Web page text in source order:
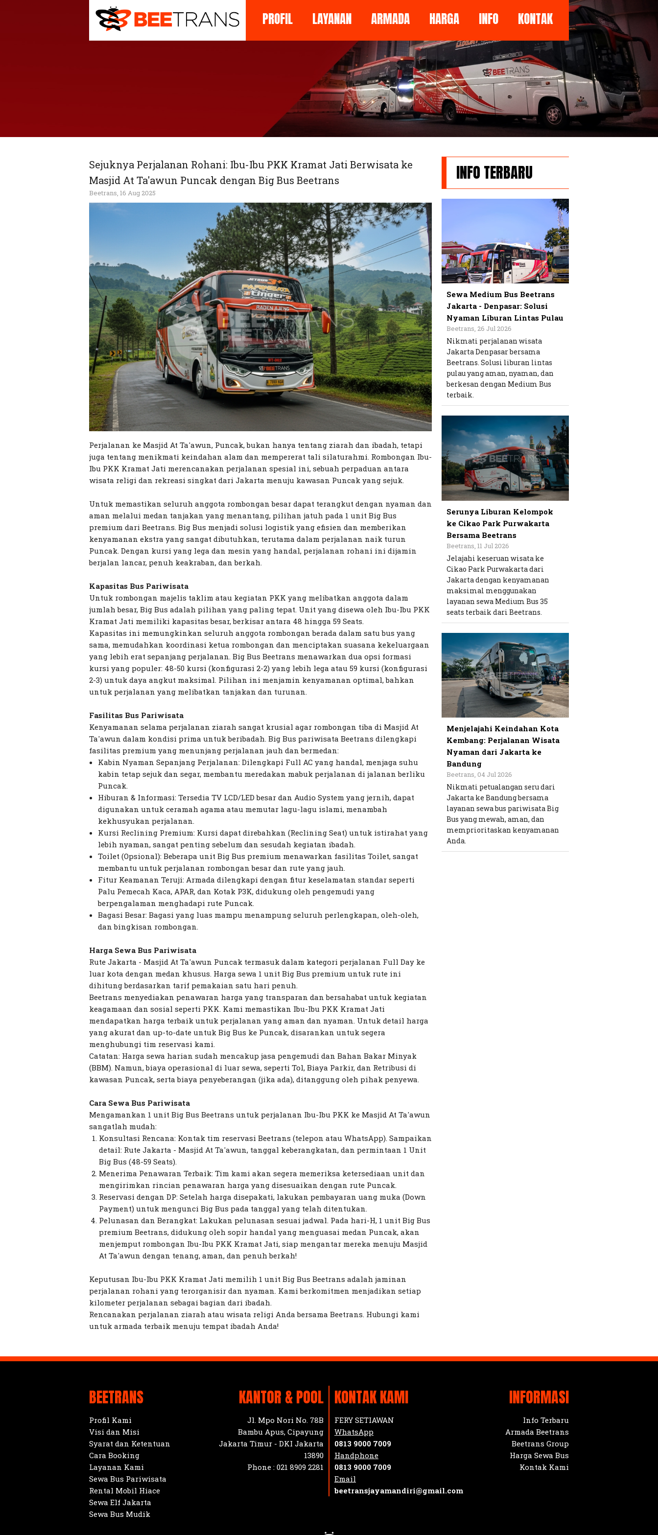
PROFIL LAYANAN ARMADA HARGA INFO KONTAK
Sejuknya Perjalanan Rohani: Ibu-Ibu PKK Kramat Jati Berwisata ke
Masjid At Ta'awun Puncak dengan Big Bus Beetrans
Beetrans, 16 Aug 2025
Perjalanan ke Masjid At Ta'awun, Puncak, bukan hanya tentang ziarah dan ibadah, tetapi
juga tentang menikmati keindahan alam dan mempererat tali silaturahmi. Rombongan Ibu-
Ibu PKK Kramat Jati merencanakan perjalanan spesial ini, sebuah perpaduan antara
wisata religi dan rekreasi singkat dari Jakarta menuju kawasan Puncak yang sejuk.
Untuk memastikan seluruh anggota rombongan besar dapat terangkut dengan nyaman dan
aman melalui medan tanjakan yang menantang, pilihan jatuh pada 1 unit Big Bus
premium dari Beetrans. Big Bus menjadi solusi logistik yang efisien dan memberikan
kenyamanan ekstra yang sangat dibutuhkan, terutama dalam perjalanan naik turun
Puncak. Dengan kursi yang lega dan mesin yang handal, perjalanan rohani ini dijamin
berjalan lancar, penuh keakraban, dan berkah.
Kapasitas Bus Pariwisata
Untuk rombongan majelis taklim atau kegiatan PKK yang melibatkan anggota dalam
jumlah besar, Big Bus adalah pilihan yang paling tepat. Unit yang disewa oleh Ibu-Ibu PKK
Kramat Jati memiliki kapasitas besar, berkisar antara 48 hingga 59 Seats.
Kapasitas ini memungkinkan seluruh anggota rombongan berada dalam satu bus yang
sama, memudahkan koordinasi ketua rombongan dan menciptakan suasana kekeluargaan
yang lebih erat sepanjang perjalanan. Big Bus Beetrans menawarkan dua opsi formasi
kursi yang populer: 48-50 kursi (konfigurasi 2-2) yang lebih lega atau 59 kursi (konfigurasi
2-3) untuk daya angkut maksimal. Pilihan ini menjamin kenyamanan optimal, bahkan
untuk perjalanan yang melibatkan tanjakan dan turunan.
Fasilitas Bus Pariwisata
Kenyamanan selama perjalanan ziarah sangat krusial agar rombongan tiba di Masjid At
Ta'awun dalam kondisi prima untuk beribadah. Big Bus pariwisata Beetrans dilengkapi
fasilitas premium yang menunjang perjalanan jauh dan bermedan:
Kabin Nyaman Sepanjang Perjalanan: Dilengkapi Full AC yang handal, menjaga suhu
kabin tetap sejuk dan segar, membantu meredakan mabuk perjalanan di jalanan berliku
Puncak.
Hiburan & Informasi: Tersedia TV LCD/LED besar dan Audio System yang jernih, dapat
digunakan untuk ceramah agama atau memutar lagu-lagu islami, menambah
kekhusyukan perjalanan.
Kursi Reclining Premium: Kursi dapat direbahkan (Reclining Seat) untuk istirahat yang
lebih nyaman, sangat penting sebelum dan sesudah kegiatan ibadah.
Toilet (Opsional): Beberapa unit Big Bus premium menawarkan fasilitas Toilet, sangat
membantu untuk perjalanan rombongan besar dan rute yang jauh.
Fitur Keamanan Teruji: Armada dilengkapi dengan fitur keselamatan standar seperti
Palu Pemecah Kaca, APAR, dan Kotak P3K, didukung oleh pengemudi yang
berpengalaman menghadapi rute Puncak.
Bagasi Besar: Bagasi yang luas mampu menampung seluruh perlengkapan, oleh-oleh,
dan bingkisan rombongan.
Harga Sewa Bus Pariwisata
Rute Jakarta - Masjid At Ta'awun Puncak termasuk dalam kategori perjalanan Full Day ke
luar kota dengan medan khusus. Harga sewa 1 unit Big Bus premium untuk rute ini
dihitung berdasarkan tarif pemakaian satu hari penuh.
Beetrans menyediakan penawaran harga yang transparan dan bersahabat untuk kegiatan
keagamaan dan sosial seperti PKK. Kami memastikan Ibu-Ibu PKK Kramat Jati
mendapatkan harga terbaik untuk perjalanan yang aman dan nyaman. Untuk detail harga
yang akurat dan up-to-date untuk Big Bus ke Puncak, disarankan untuk segera
menghubungi tim reservasi kami.
Catatan: Harga sewa harian sudah mencakup jasa pengemudi dan Bahan Bakar Minyak
(BBM). Namun, biaya operasional di luar sewa, seperti Tol, Biaya Parkir, dan Retribusi di
kawasan Puncak, serta biaya penyeberangan (jika ada), ditanggung oleh pihak penyewa.
Cara Sewa Bus Pariwisata
Mengamankan 1 unit Big Bus Beetrans untuk perjalanan Ibu-Ibu PKK ke Masjid At Ta'awun
sangatlah mudah:
Konsultasi Rencana: Kontak tim reservasi Beetrans (telepon atau WhatsApp). Sampaikan
detail: Rute Jakarta - Masjid At Ta'awun, tanggal keberangkatan, dan permintaan 1 Unit
Big Bus (48-59 Seats).
Menerima Penawaran Terbaik: Tim kami akan segera memeriksa ketersediaan unit dan
mengirimkan rincian penawaran harga yang disesuaikan dengan rute Puncak.
Reservasi dengan DP: Setelah harga disepakati, lakukan pembayaran uang muka (Down
Payment) untuk mengunci Big Bus pada tanggal yang telah ditentukan.
Pelunasan dan Berangkat: Lakukan pelunasan sesuai jadwal. Pada hari-H, 1 unit Big Bus
premium Beetrans, didukung oleh sopir handal yang menguasai medan Puncak, akan
menjemput rombongan Ibu-Ibu PKK Kramat Jati, siap mengantar mereka menuju Masjid
At Ta'awun dengan tenang, aman, dan penuh berkah!
Keputusan Ibu-Ibu PKK Kramat Jati memilih 1 unit Big Bus Beetrans adalah jaminan
perjalanan rohani yang terorganisir dan nyaman. Kami berkomitmen menjadikan setiap
kilometer perjalanan sebagai bagian dari ibadah.
Rencanakan perjalanan ziarah atau wisata religi Anda bersama Beetrans. Hubungi kami
untuk armada terbaik menuju tempat ibadah Anda!
INFO TERBARU
Sewa Medium Bus Beetrans
Jakarta - Denpasar: Solusi
Nyaman Liburan Lintas Pulau
Beetrans, 26 Jul 2026
Nikmati perjalanan wisata
Jakarta Denpasar bersama
Beetrans. Solusi liburan lintas
pulau yang aman, nyaman, dan
berkesan dengan Medium Bus
terbaik.
Serunya Liburan Kelompok
ke Cikao Park Purwakarta
Bersama Beetrans
Beetrans, 11 Jul 2026
Jelajahi keseruan wisata ke
Cikao Park Purwakarta dari
Jakarta dengan kenyamanan
maksimal menggunakan
layanan sewa Medium Bus 35
seats terbaik dari Beetrans.
Menjelajahi Keindahan Kota
Kembang: Perjalanan Wisata
Nyaman dari Jakarta ke
Bandung
Beetrans, 04 Jul 2026
Nikmati petualangan seru dari
Jakarta ke Bandung bersama
layanan sewa bus pariwisata Big
Bus yang mewah, aman, dan
memprioritaskan kenyamanan
Anda.
BEETRANS
Profil Kami
Visi dan Misi
Syarat dan Ketentuan
Cara Booking
Layanan Kami
Sewa Bus Pariwisata
Rental Mobil Hiace
Sewa Elf Jakarta
Sewa Bus Mudik
KANTOR & POOL
Jl. Mpo Nori No. 78B
Bambu Apus, Cipayung
Jakarta Timur - DKI Jakarta
13890
Phone : 021 8909 2281
KONTAK KAMI
FERY SETIAWAN
WhatsApp
0813 9000 7009
Handphone
0813 9000 7009
Email
beetransjayamandiri@gmail.com
INFORMASI
Info Terbaru
Armada Beetrans
Beetrans Group
Harga Sewa Bus
Kontak Kami